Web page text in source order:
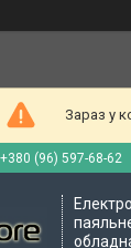
Зараз у
+380 (96) 597-68-62